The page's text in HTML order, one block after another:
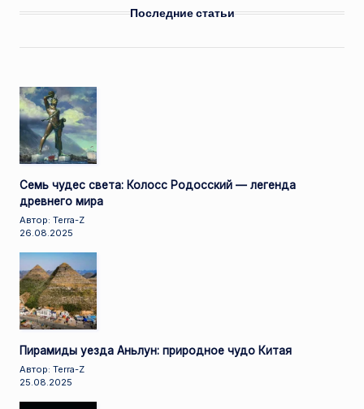
Последние статьи
Семь чудес света: Колосс Родосский — легенда
древнего мира
Автор: Terra-Z
26.08.2025
Пирамиды уезда Аньлун: природное чудо Китая
Автор: Terra-Z
25.08.2025